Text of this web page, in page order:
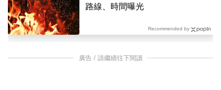
路線、時間曝光
Recommended by
廣告 / 請繼續往下閱讀